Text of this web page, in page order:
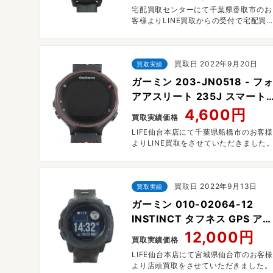
宅配買取センターにて千葉県香取市のお
客様よりLINE買取からの受付で宅配買取
買取実績 買取日 2022年9月20日
ガーミン 203-JN0518 - フォ
アアスリート 235J スマート
ウォッチ 腕時計
買取実績価格 4,600円
LIFE仙台本店にて千葉県船橋市のお客様
よりLINE買取をさせていただきました。
買取実績 買取日 2022年9月13日
ガーミン 010-02064-12
INSTINCT タフネス GPS アウ
トドア ウォッチ スマート ウォ
ッチ
買取実績価格 12,000円
LIFE仙台本店にて宮城県仙台市のお客様
より店頭買取をさせていただきました。